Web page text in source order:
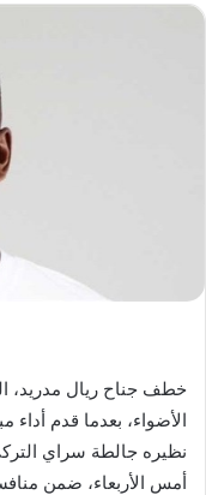
خطف جناح ريال مدريد،
الأضواء، بعدما قدم أداء
نظيره جالطة سراي
أمس الأربعاء، ضمن